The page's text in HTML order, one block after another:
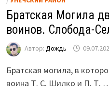
Братская Могила
воинов. Слобода-
Автор: Дождь
Братская могила, в
воина Т. С. Шилко и П. Т.